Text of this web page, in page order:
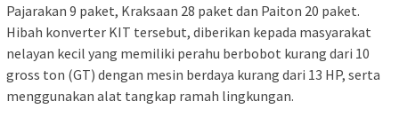
Pajarakan 9 paket, Kraksaan 28 paket dan Paiton 20 paket.
Hibah konverter KIT tersebut, diberikan kepada masyarakat
nelayan kecil yang memiliki perahu berbobot kurang dari 10
gross ton (GT) dengan mesin berdaya kurang dari 13 HP, serta
menggunakan alat tangkap ramah lingkungan.